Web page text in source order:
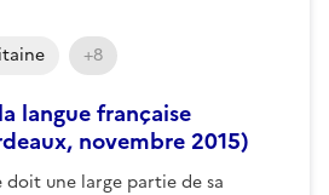
langue française
novembre 2015)
doit une large partie de sa
+8